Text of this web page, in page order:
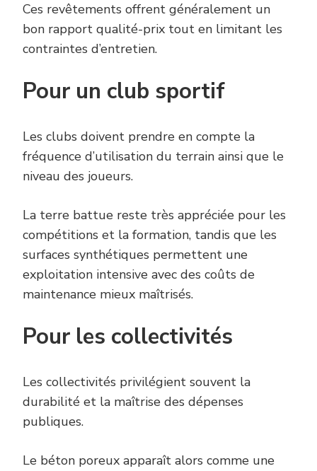
Ces revêtements offrent généralement un
bon rapport qualité-prix tout en limitant les
contraintes d’entretien.
Pour un club sportif
Les clubs doivent prendre en compte la
fréquence d’utilisation du terrain ainsi que le
niveau des joueurs.
La terre battue reste très appréciée pour les
compétitions et la formation, tandis que les
surfaces synthétiques permettent une
exploitation intensive avec des coûts de
maintenance mieux maîtrisés.
Pour les collectivités
Les collectivités privilégient souvent la
durabilité et la maîtrise des dépenses
publiques.
Le béton poreux apparaît alors comme une